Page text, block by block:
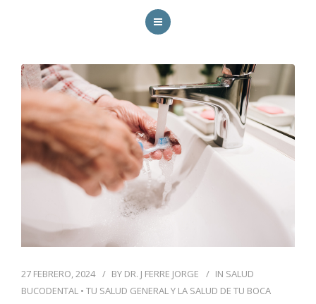
LA CLÍNICA
TRATAMIENTOS
FACILIDADES
BLOG
27 FEBRERO, 2024 BY DR. J FERRE JORGE IN SALUD
BUCODENTAL • TU SALUD GENERAL Y LA SALUD DE TU BOCA